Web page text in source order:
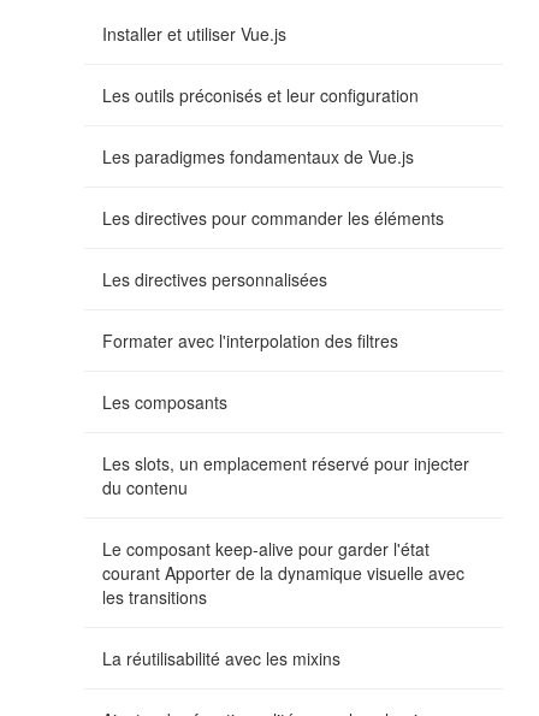
Installer et utiliser Vue.js
Les outils préconisés et leur configuration
Les paradigmes fondamentaux de Vue.js
Les directives pour commander les éléments
Les directives personnalisées
Formater avec l'interpolation des filtres
Les composants
Les slots, un emplacement réservé pour injecter
du contenu
Le composant keep-alive pour garder l'état
courant Apporter de la dynamique visuelle avec
les transitions
La réutilisabilité avec les mixins